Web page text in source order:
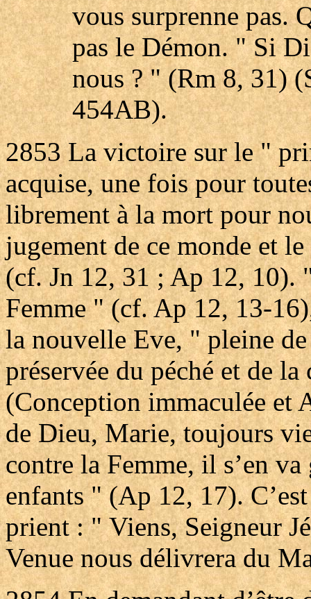
vous surprenne pas.
pas le Démon. " Si
nous ? " (Rm 8, 31)
454AB).
2853 La victoire sur le "
acquise, une fois pour
librement à la mort pour
jugement de ce monde et
(cf. Jn 12, 31 ; Ap 12, 10).
Femme " (cf. Ap 12, 13-
la nouvelle Eve, " pleine
préservée du péché et de
(Conception immaculée et
de Dieu, Marie, toujours
contre la Femme, il s’en
enfants " (Ap 12, 17).
prient : " Viens, Seigneur
Venue nous délivrera du